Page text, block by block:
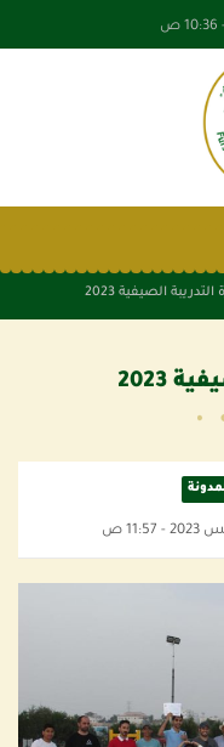
10:36 ص
التدريبة الصيفية 2023
2023